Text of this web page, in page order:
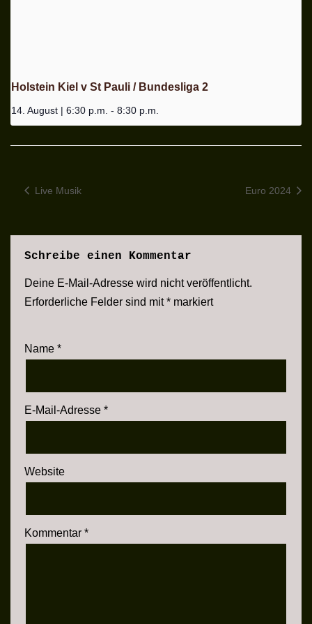
Holstein Kiel v St Pauli / Bundesliga 2
14. August | 6:30 p.m. - 8:30 p.m.
Live Musik Euro 2024
Schreibe einen Kommentar
Deine E-Mail-Adresse wird nicht veröffentlicht.
Erforderliche Felder sind mit* markiert
Name *
E-Mail-Adresse *
Website
Kommentar *